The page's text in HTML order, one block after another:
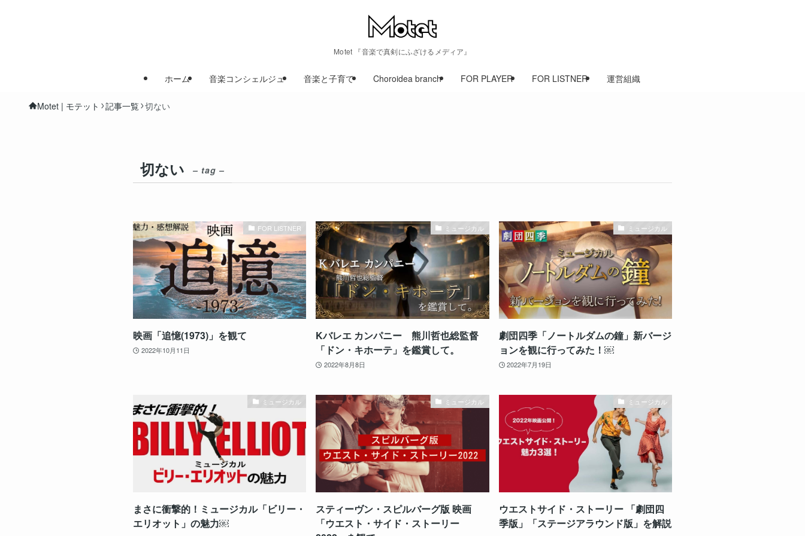
Motet 『音楽で真剣にふざけるメディア』
ホーム 音楽コンシェルジュ 音楽と子育て Choroidea branch FOR PLAYER FOR LISTNER 運営組織
Motet | モテット 記事一覧 切ない
切ない – tag –
FOR LISTNER
映画「追憶(1973)」を観て
2022年10月11日
ミュージカル
Kバレエ カンパニー 熊川哲也総監督
「ドン・キホーテ」を鑑賞して。
2022年8月8日
ミュージカル
劇団四季「ノートルダムの鐘」新バージ
ョンを観に行ってみた！￼
2022年7月19日
ミュージカル
まさに衝撃的！ミュージカル「ビリー・
エリオット」の魅力￼
ミュージカル
スティーヴン・スピルバーグ版 映画
「ウエスト・サイド・ストーリー
ミュージカル
ウエストサイド・ストーリー 「劇団四
季版」「ステージアラウンド版」を解説